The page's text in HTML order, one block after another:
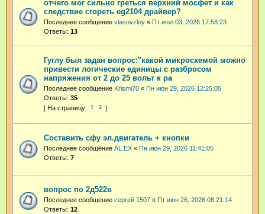
отчего мог сильно греться верхний мосфет и как
следствие сгореть eg2104 драйвер?
Последнее сообщение vlasovzloy « Пт июл 03, 2026 17:58:23
Ответы: 13
Гуглу был задан вопрос:"какой микросхемой можно
привести логические единицы с разбросом
напряжения от 2 до 25 вольт к ра
Последнее сообщение Krismi70 « Пн июн 29, 2026 12:25:05
Ответы: 35
1 2
Составить сфу эл.двигатель + кнопки
Последнее сообщение AL.EX « Пн июн 29, 2026 11:41:05
Ответы: 7
вопрос по 2д522в
Последнее сообщение сергей 1507 « Пт июн 26, 2026 08:21:14
Ответы: 12